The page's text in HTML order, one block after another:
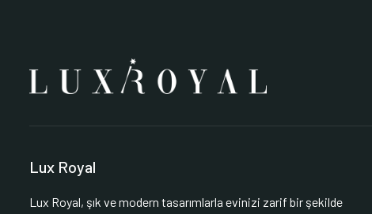
Lux Royal
Lux Royal, şık ve modern tasarımlarla evinizi zarif bir şekilde